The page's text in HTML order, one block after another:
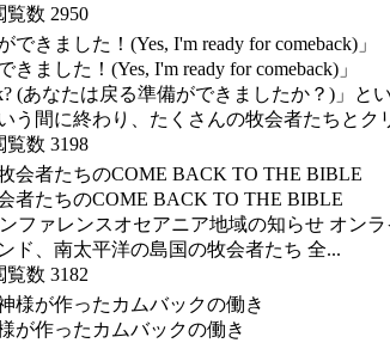
覧数 2950
ました！(Yes, I'm ready for comeback)」
(あなたは戻る準備ができましたか？)」
う間に終わり、たくさんの牧会者たちとク
覧数 3198
者たちのCOME BACK TO THE BIBLE
ファレンスオセアニア地域の知らせ オン
ド、南太平洋の島国の牧会者たち 全...
覧数 3182
が作ったカムバックの働き